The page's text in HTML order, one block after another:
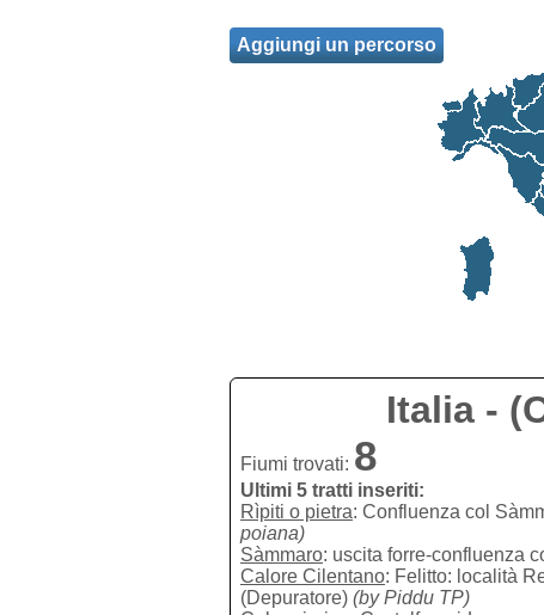
Aggiungi un percorso
Italia -
Fiumi trovati: 8
Ultimi 5 tratti inseriti:
Rìpiti o pietra: Confluenza col
poiana)
Sàmmaro: uscita forre-confluenza
Calore Cilentano: Felitto: località
(Depuratore) (by Piddu TP)